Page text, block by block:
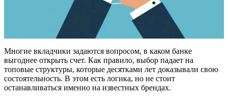
Многие вкладчики задаются вопросом, в каком банке
выгоднее открыть счет. Как правило, выбор падает на
топовые структуры, которые десятками лет доказывали свою
состоятельность. В этом есть логика, но не стоит
останавливаться именно на известных брендах.